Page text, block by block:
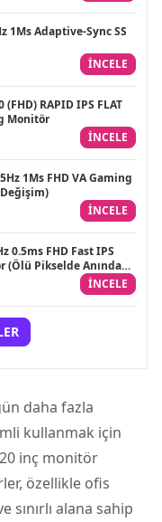
1Ms Adaptive-Sync SS
INCELE
(FHD) RAPID IPS FLAT
Monitör
INCELE
1Ms FHD VA Gaming
INCELE
0.5ms FHD Fast IPS
(Ölü Pikselde Anında
INCELE
daha fazla
kullanmak için
20 inç monitör
özellikle ofis
sınırlı alana sahip